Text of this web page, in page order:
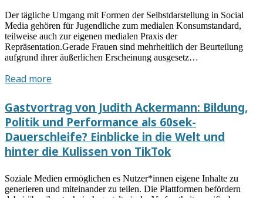
geht
es
Kunstpädagogik
und
Bildung
Der tägliche Umgang mit Formen der Selbstdarstellung in Social
Media gehören für Jugendliche zum medialen Konsumstandard,
teilweise auch zur eigenen medialen Praxis der
Repräsentation.Gerade Frauen sind mehrheitlich der Beurteilung
aufgrund ihrer äußerlichen Erscheinung ausgesetz…
Read moreGastvortrag
Dora
Celentano:
Künstliche
Intelligenz
und
von
Geschlechternormen
Gastvortrag von Judith Ackermann: Bildung,
Politik und Performance als 60sek-
Dauerschleife? Einblicke in die Welt und
hinter die Kulissen von TikTok
Soziale Medien ermöglichen es Nutzer*innen eigene Inhalte zu
generieren und miteinander zu teilen. Die Plattformen befördern